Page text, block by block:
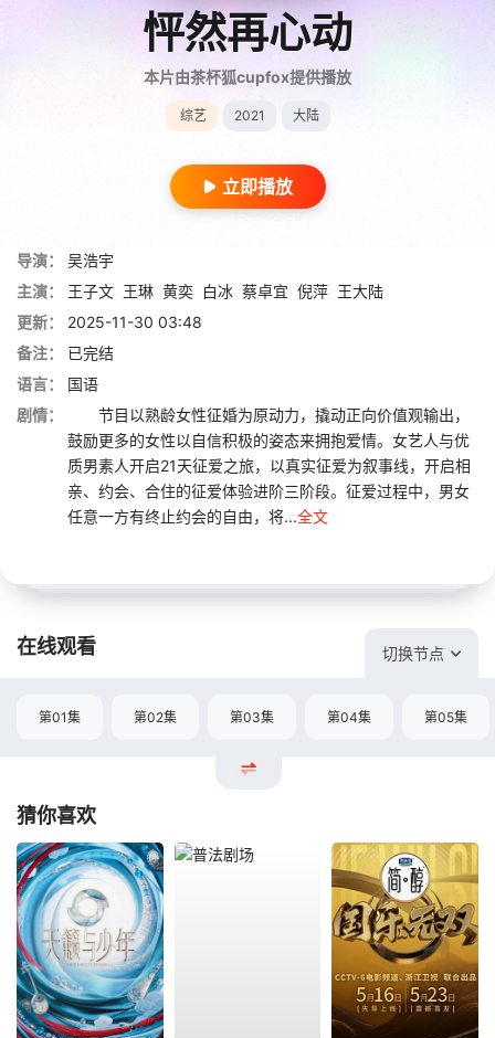
怦然再心动
本片由茶杯狐cupfox提供播放
综艺 2021 大陆
立即播放
导演：
吴浩宇
主演：
王子文 王琳 黄奕 白冰 蔡卓宜 倪萍 王大陆
更新：
2025-11-30 03:48
备注：
已完结
语言：
国语
剧情：
节目以熟龄女性征婚为原动力，撬动正向价值观输出，
鼓励更多的女性以自信积极的姿态来拥抱爱情。女艺人与优
质男素人开启21天征爱之旅，以真实征爱为叙事线，开启相
亲、约会、合住的征爱体验进阶三阶段。征爱过程中，男女
任意一方有终止约会的自由，将...全文
在线观看 切换节点
第01集 第02集 第03集 第04集 第05集
猜你喜欢